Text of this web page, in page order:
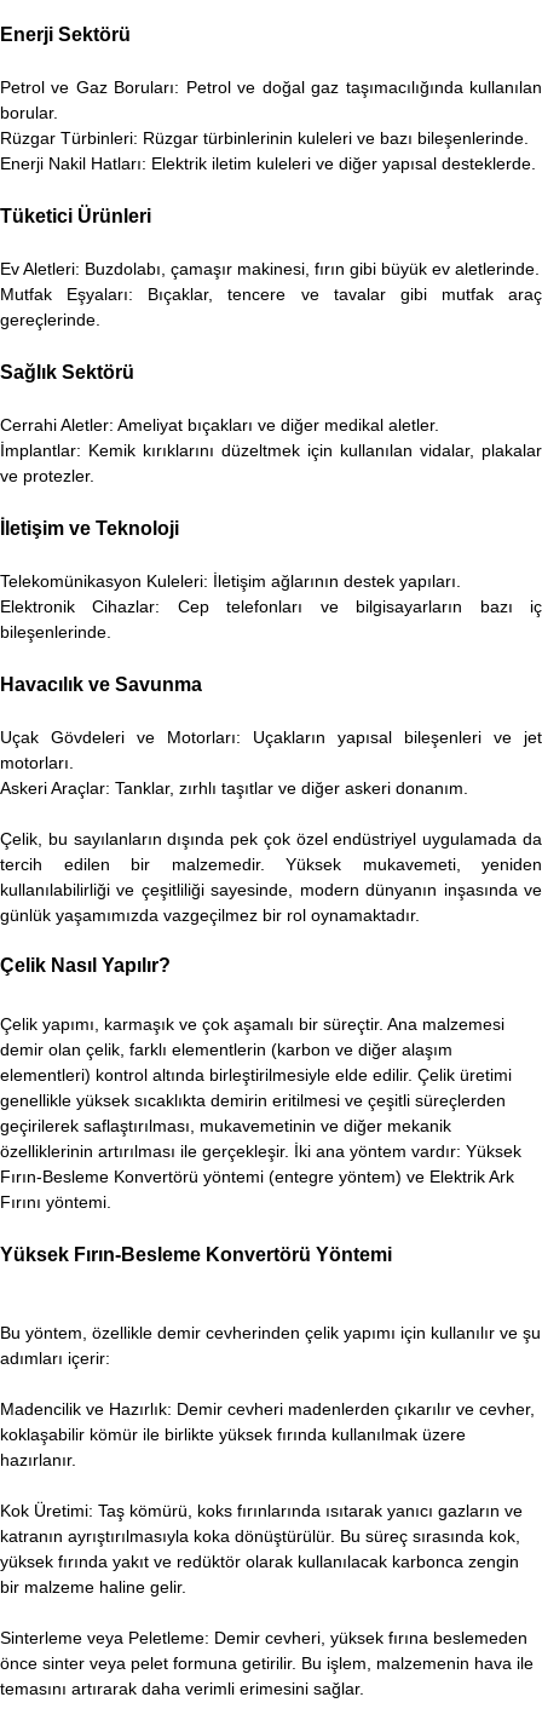
Enerji Sektörü
Petrol ve Gaz Boruları: Petrol ve doğal gaz taşımacılığında kullanılan
borular.
Rüzgar Türbinleri: Rüzgar türbinlerinin kuleleri ve bazı bileşenlerinde.
Enerji Nakil Hatları: Elektrik iletim kuleleri ve diğer yapısal desteklerde.
Tüketici Ürünleri
Ev Aletleri: Buzdolabı, çamaşır makinesi, fırın gibi büyük ev aletlerinde.
Mutfak Eşyaları: Bıçaklar, tencere ve tavalar gibi mutfak araç
gereçlerinde.
Sağlık Sektörü
Cerrahi Aletler: Ameliyat bıçakları ve diğer medikal aletler.
İmplantlar: Kemik kırıklarını düzeltmek için kullanılan vidalar, plakalar
ve protezler.
İletişim ve Teknoloji
Telekomünikasyon Kuleleri: İletişim ağlarının destek yapıları.
Elektronik Cihazlar: Cep telefonları ve bilgisayarların bazı iç
bileşenlerinde.
Havacılık ve Savunma
Uçak Gövdeleri ve Motorları: Uçakların yapısal bileşenleri ve jet
motorları.
Askeri Araçlar: Tanklar, zırhlı taşıtlar ve diğer askeri donanım.
Çelik, bu sayılanların dışında pek çok özel endüstriyel uygulamada da
tercih edilen bir malzemedir. Yüksek mukavemeti, yeniden
kullanılabilirliği ve çeşitliliği sayesinde, modern dünyanın inşasında ve
günlük yaşamımızda vazgeçilmez bir rol oynamaktadır.
Çelik Nasıl Yapılır?
Çelik yapımı, karmaşık ve çok aşamalı bir süreçtir. Ana malzemesi
demir olan çelik, farklı elementlerin (karbon ve diğer alaşım
elementleri) kontrol altında birleştirilmesiyle elde edilir. Çelik üretimi
genellikle yüksek sıcaklıkta demirin eritilmesi ve çeşitli süreçlerden
geçirilerek saflaştırılması, mukavemetinin ve diğer mekanik
özelliklerinin artırılması ile gerçekleşir. İki ana yöntem vardır: Yüksek
Fırın-Besleme Konvertörü yöntemi (entegre yöntem) ve Elektrik Ark
Fırını yöntemi.
Yüksek Fırın-Besleme Konvertörü Yöntemi
Bu yöntem, özellikle demir cevherinden çelik yapımı için kullanılır ve şu
adımları içerir:
Madencilik ve Hazırlık: Demir cevheri madenlerden çıkarılır ve cevher,
koklaşabilir kömür ile birlikte yüksek fırında kullanılmak üzere
hazırlanır.
Kok Üretimi: Taş kömürü, koks fırınlarında ısıtarak yanıcı gazların ve
katranın ayrıştırılmasıyla koka dönüştürülür. Bu süreç sırasında kok,
yüksek fırında yakıt ve redüktör olarak kullanılacak karbonca zengin
bir malzeme haline gelir.
Sinterleme veya Peletleme: Demir cevheri, yüksek fırına beslemeden
önce sinter veya pelet formuna getirilir. Bu işlem, malzemenin hava ile
temasını artırarak daha verimli erimesini sağlar.